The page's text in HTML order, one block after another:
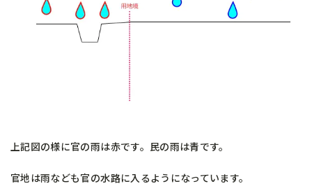
上記図の様に官の雨は赤です。民の雨は青です。
官地は雨なども官の水路に入るようになっています。